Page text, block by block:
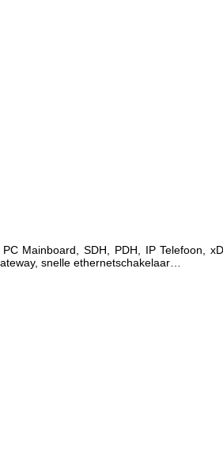
Mainboard, SDH, PDH, IP Telefoon,
snelle ethernetschakelaar…